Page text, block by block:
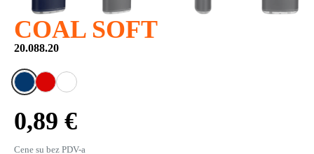
COAL SOFT
20.088.20
0,89 €
Cene su bez PDV-a